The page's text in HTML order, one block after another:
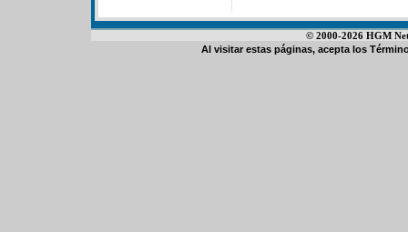
© 2000-2026 HGM
Al visitar estas páginas, acepta los